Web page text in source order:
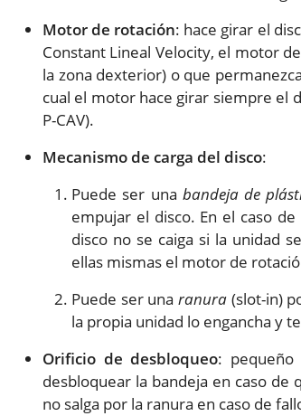
Motor de rotación: hace girar el
Constant Lineal Velocity, el motor
la zona dexterior) o que
cual el motor hace girar siempre el
P-CAV).
Mecanismo de carga del disco:
Puede ser una bandeja de
empujar el disco. En el caso
disco no se caiga si la unidad
ellas mismas el motor de
Puede ser una ranura(slot-in)
la propia unidad lo engancha y
Orificio de desbloqueo:
desbloquear la bandeja en caso
no salga por la ranura en caso de